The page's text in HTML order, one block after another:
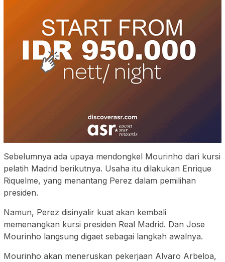
Sebelumnya ada upaya mendongkel Mourinho dari kursi
pelatih Madrid berikutnya. Usaha itu dilakukan Enrique
Riquelme, yang menantang Perez dalam pemilihan
presiden.
Namun, Perez disinyalir kuat akan kembali
memenangkan kursi presiden Real Madrid. Dan Jose
Mourinho langsung digaet sebagai langkah awalnya.
Mourinho akan meneruskan pekerjaan Alvaro Arbeloa,